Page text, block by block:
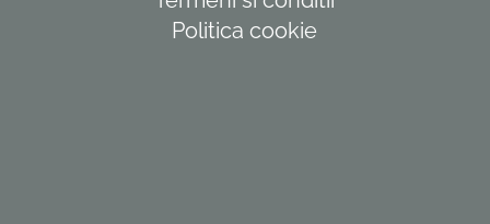
Politica cookie